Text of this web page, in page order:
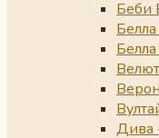
Беби
Дива